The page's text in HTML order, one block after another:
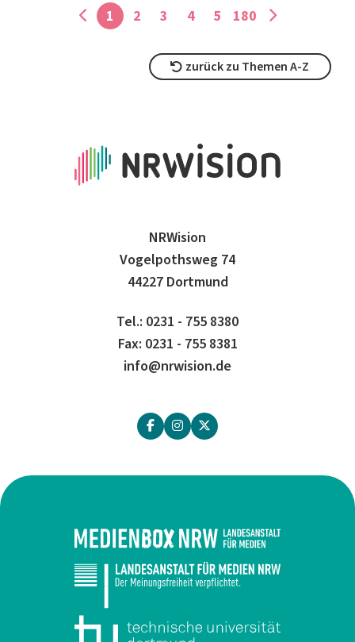
1 2 3 4 5 180
zurück zu Themen A-Z
NRWision
Vogelpothsweg 74
44227 Dortmund
Tel.: 0231 - 755 8380
Fax: 0231 - 755 8381
info@nrwision.de